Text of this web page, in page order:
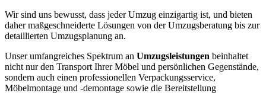
Wir sind uns bewusst, dass jeder Umzug einzigartig ist, und bieten
daher maßgeschneiderte Lösungen von der Umzugsberatung bis zur
detaillierten Umzugsplanung an.
Unser umfangreiches Spektrum an Umzugsleistungen beinhaltet
nicht nur den Transport Ihrer Möbel und persönlichen Gegenstände,
sondern auch einen professionellen Verpackungsservice,
Möbelmontage und -demontage sowie die Bereitstellung